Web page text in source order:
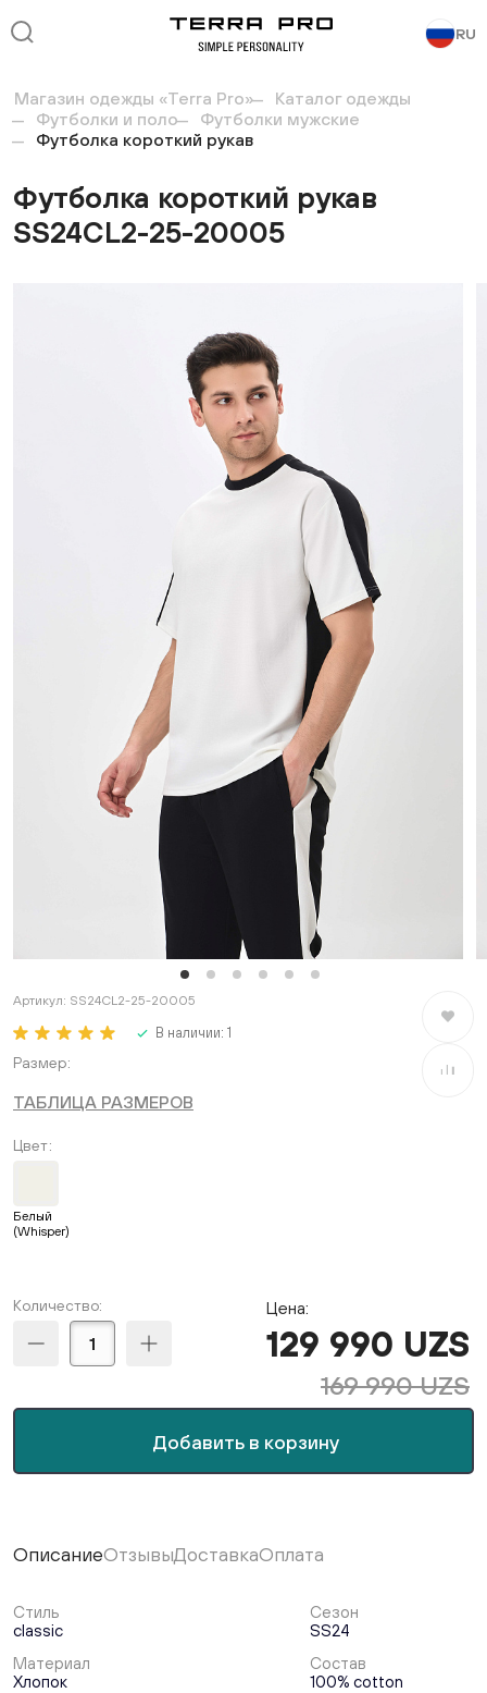
RU
Магазин одежды «Terra Pro»
Каталог одежды
Футболки и поло
Футболки мужские
Футболка короткий рукав
Футболка короткий рукав
SS24CL2-25-20005
Артикул: SS24CL2-25-20005
В наличии: 1
В
В
Размер
ТАБЛИЦА РАЗМЕРОВ
Цвет
Белый
(Whisper)
Количество:
Добавить в корзину
Цена:
129 990 UZS
169 990 UZS
ОписаниеОтзывыДоставкаОплата
Стиль
classic
Сезон
SS24
Материал
Хлопок
Состав
100% cotton